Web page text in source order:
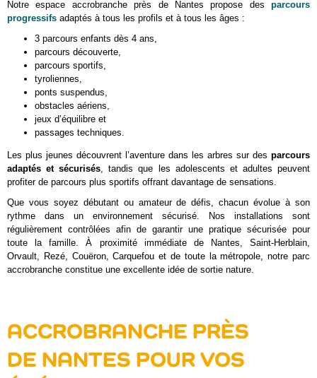
Notre espace accrobranche près de Nantes propose des parcours
progressifs adaptés à tous les profils et à tous les âges :
3 parcours enfants dès 4 ans,
parcours découverte,
parcours sportifs,
tyroliennes,
ponts suspendus,
obstacles aériens,
jeux d’équilibre et
passages techniques.
Les plus jeunes découvrent l’aventure dans les arbres sur des parcours
adaptés et sécurisés, tandis que les adolescents et adultes peuvent
profiter de parcours plus sportifs offrant davantage de sensations.
Que vous soyez débutant ou amateur de défis, chacun évolue à son
rythme dans un environnement sécurisé. Nos installations sont
régulièrement contrôlées afin de garantir une pratique sécurisée pour
toute la famille. À proximité immédiate de Nantes, Saint-Herblain,
Orvault, Rezé, Couëron, Carquefou et de toute la métropole, notre parc
accrobranche constitue une excellente idée de sortie nature.
ACCROBRANCHE PRÈS
DE NANTES POUR VOS